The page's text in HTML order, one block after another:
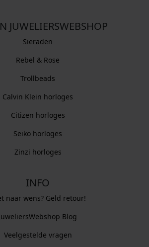
JUWELIERSWEBSHOP
Sieraden
Rebel & Rose
Trollbeads
Calvin Klein horloges
Citizen horloges
Seiko horloges
Zinzi horloges
INFO
naar wens? Geld retour!
Blog
Veelgestelde vragen